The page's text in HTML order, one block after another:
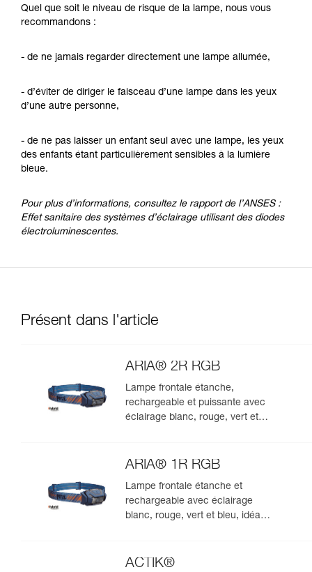
Quel que soit le niveau de risque de la lampe, nous vous
recommandons :
- de ne jamais regarder directement une lampe allumée,
- d’éviter de diriger le faisceau d’une lampe dans les yeux
d’une autre personne,
- de ne pas laisser un enfant seul avec une lampe, les yeux
des enfants étant particulièrement sensibles à la lumière
bleue.
Pour plus d’informations, consultez le rapport de l’ANSES :
Effet sanitaire des systèmes d’éclairage utilisant des diodes
électroluminescentes.
Présent dans l'article
ARIA® 2R RGB
Lampe frontale étanche,
rechargeable et puissante avec
éclairage blanc, rouge, vert et
625 lumens
ARIA® 1R RGB
Lampe frontale étanche et
rechargeable avec éclairage
blanc, rouge, vert et bleu, idéale
ACTIK®